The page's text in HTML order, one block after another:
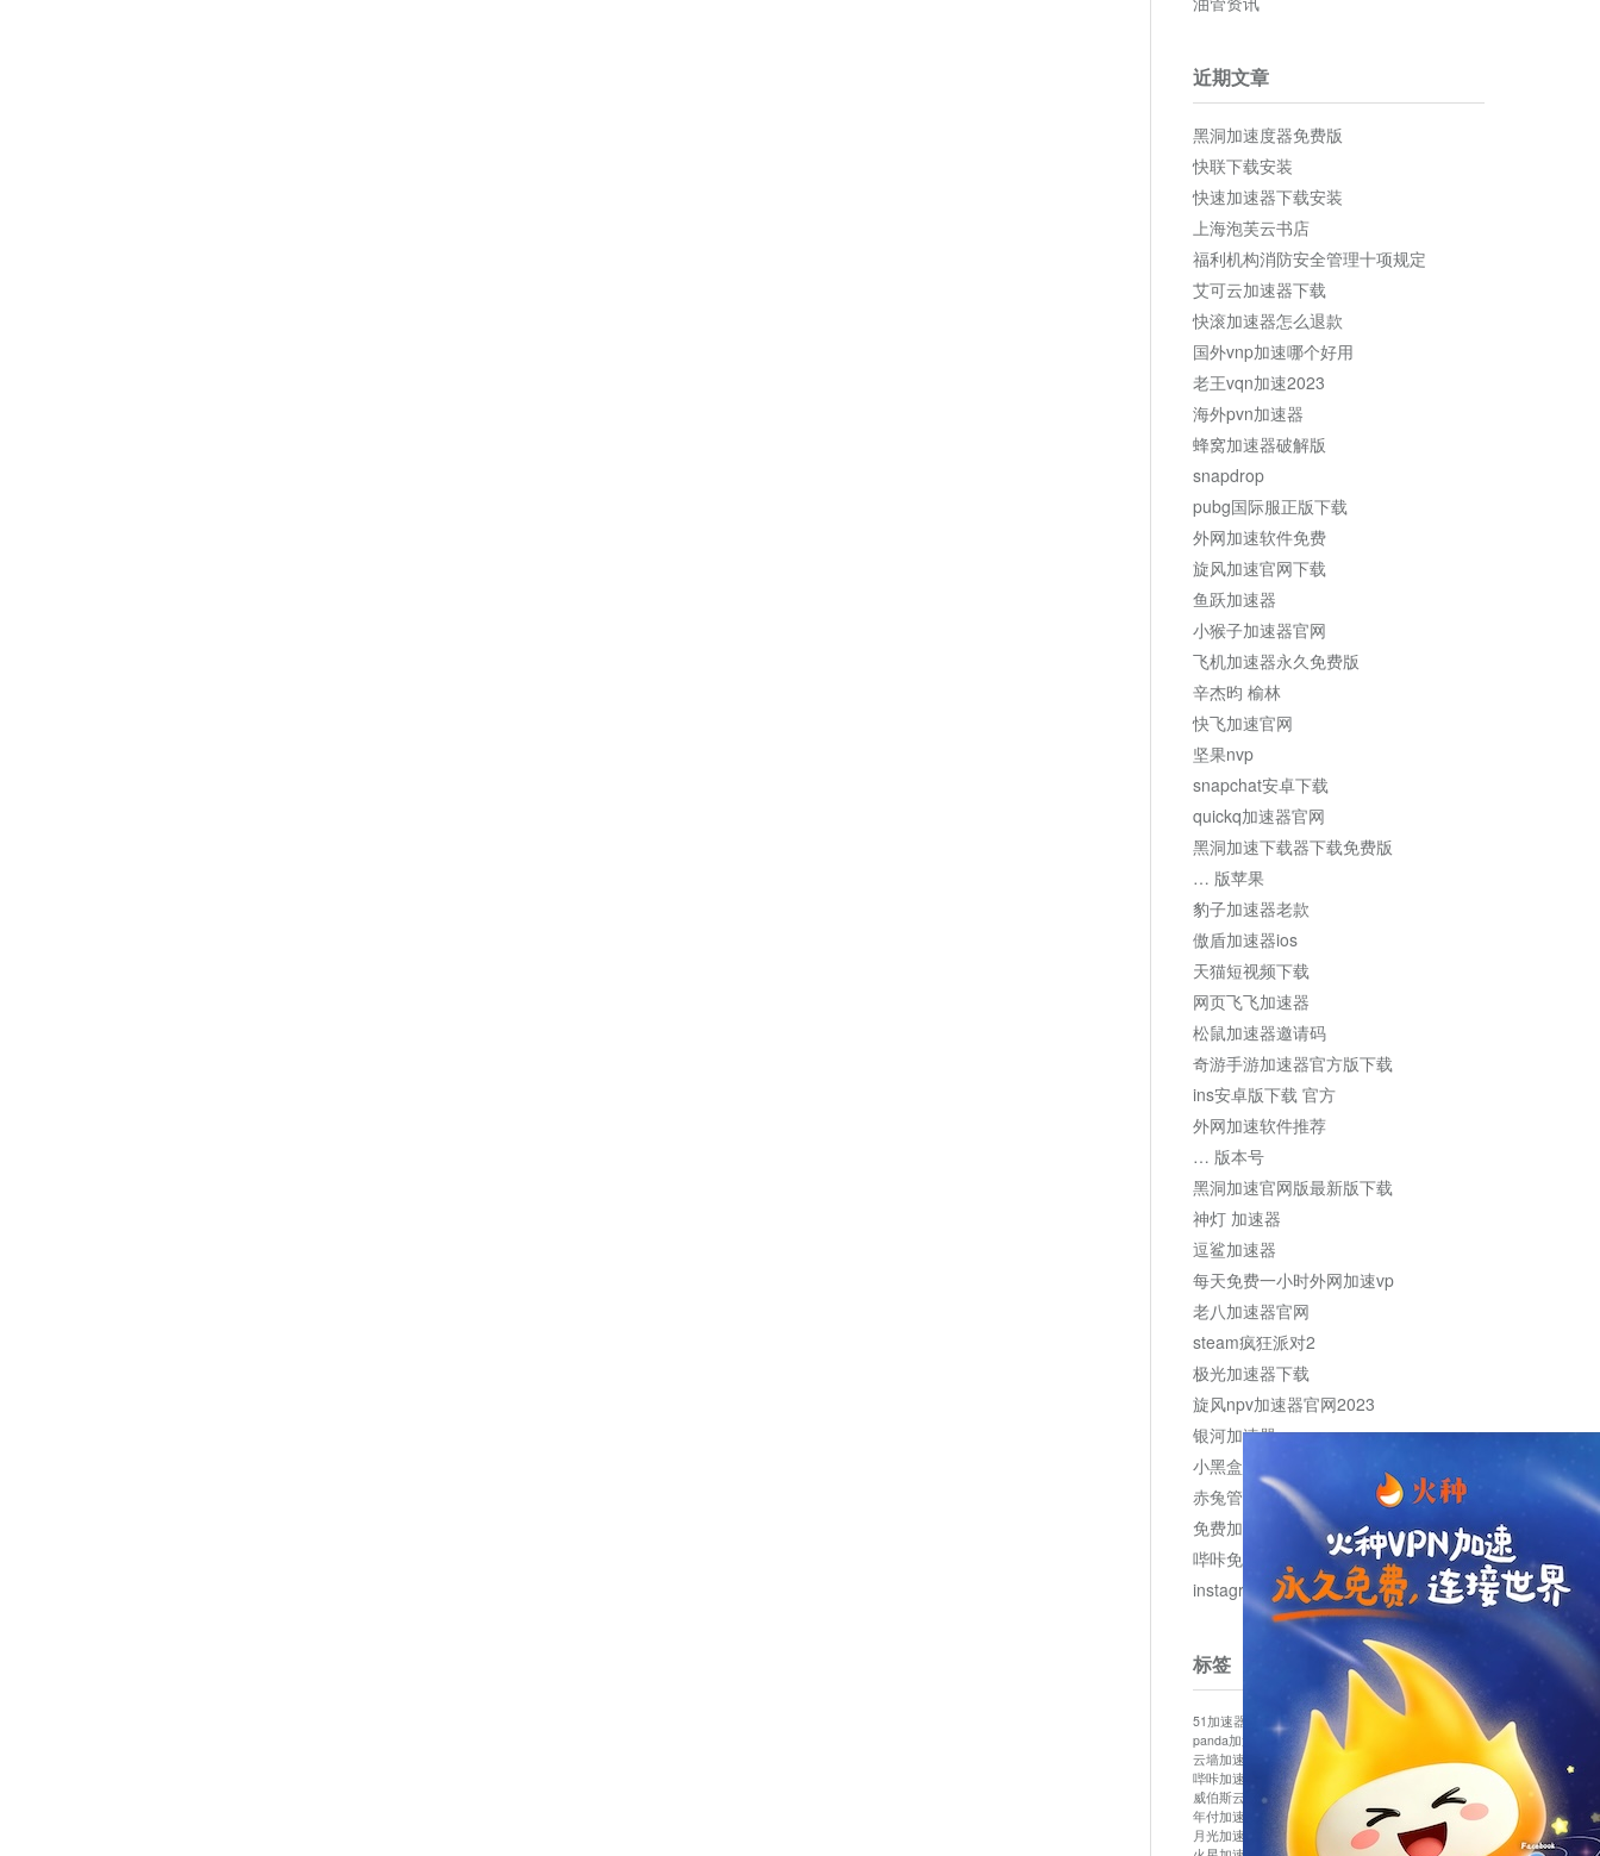
近期文章
黑洞加速度器免费版
快联下载安装
快速加速器下载安装
上海泡芙云书店
福利机构消防安全管理十项规定
艾可云加速器下载
快滚加速器怎么退款
国外vnp加速哪个好用
老王vqn加速2023
海外pvn加速器
蜂窝加速器破解版
snapdrop
pubg国际服正版下载
外网加速软件免费
旋风加速官网下载
鱼跃加速器
小猴子加速器官网
飞机加速器永久免费版
辛杰昀 榆林
快飞加速官网
坚果nvp
snapchat安卓下载
quickq加速器官网
黑洞加速下载器下载免费版
… 版苹果
豹子加速器老款
傲盾加速器ios
天猫短视频下载
网页飞飞加速器
松鼠加速器邀请码
奇游手游加速器官方版下载
ins安卓版下载 官方
外网加速软件推荐
… 版本号
黑洞加速官网版最新版下载
神灯 加速器
逗鲨加速器
每天免费一小时外网加速vp
老八加速器官网
steam疯狂派对2
极光加速器下载
旋风npv加速器官网2023
银河加速器
小黑盒加速器加速
赤兔管理平台
免费加速器
哔咔免费加速服务器
instagram网页版登录入口
标签
51加速器 bitznet hidecat i7加速器
kuai500
panda加速器
snap加速器 vp加速器
中信加速器
云墙加速器
云速加速器
哔咔加速器
哔咔哔咔加速器 喵云 回锅肉加速器
威伯斯云
小明加速器 小蓝鸟加速器
布谷vp加速器
年付加速器
心阶云 快连 怎么上外网
易飞加速器
月光加速器
机场加速器 松果云 梯子加速器